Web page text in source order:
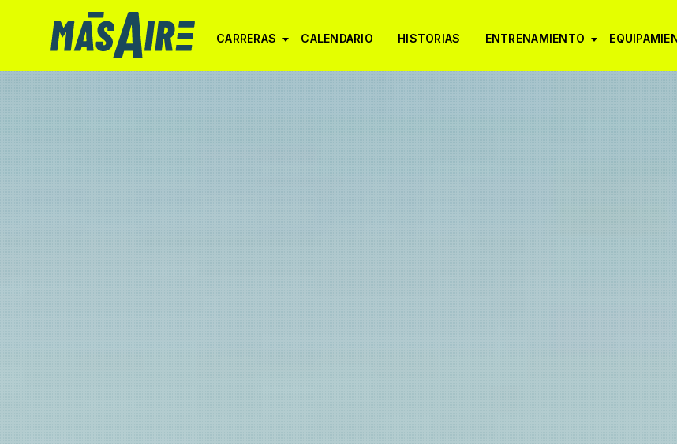
CARRERAS CALENDARIO HISTORIAS ENTRENAMIENTO